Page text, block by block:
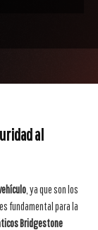
al
, ya que son los
fundamental para la
Bridgestone